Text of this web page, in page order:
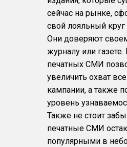
сейчас на рынке,
свой лояльный круг
Они доверяют
журналу или
печатных СМИ
увеличить охват
кампании, а также
уровень
Также не стоит
печатные СМИ
популярными в